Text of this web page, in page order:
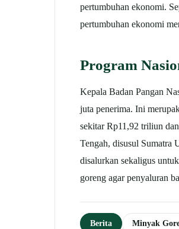
pertumbuhan ekonomi.
pertumbuhan ekonomi
Program
Kepala Badan Pangan
juta penerima. Ini
sekitar Rp11,92 triliun
Tengah, disusul Sumatra
disalurkan sekaligus
goreng agar penyaluran
Berita Minyak